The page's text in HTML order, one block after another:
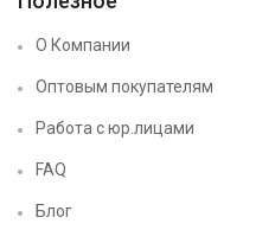
О Компании
Оптовым покупателям
Работа с юр.лицами
FAQ
Блог